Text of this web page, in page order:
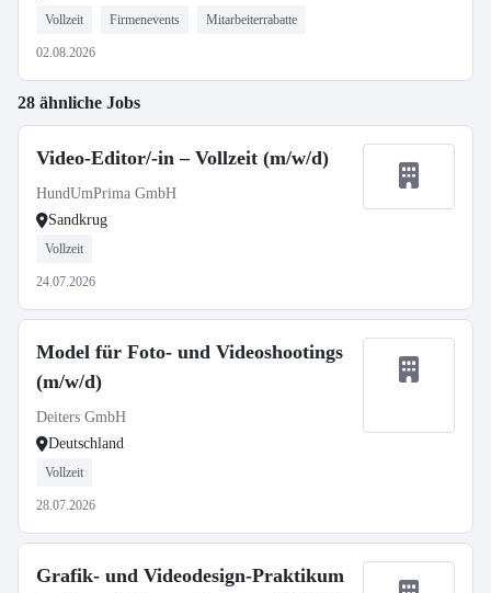
Vollzeit Firmenevents Mitarbeiterrabatte
02.08.2026
28 ähnliche Jobs
Video-Editor/-in – Vollzeit (m/w/d)
HundUmPrima GmbH
Sandkrug
Vollzeit
24.07.2026
Model für Foto- und Videoshootings
(m/w/d)
Deiters GmbH
Deutschland
Vollzeit
28.07.2026
Grafik- und Videodesign-Praktikum